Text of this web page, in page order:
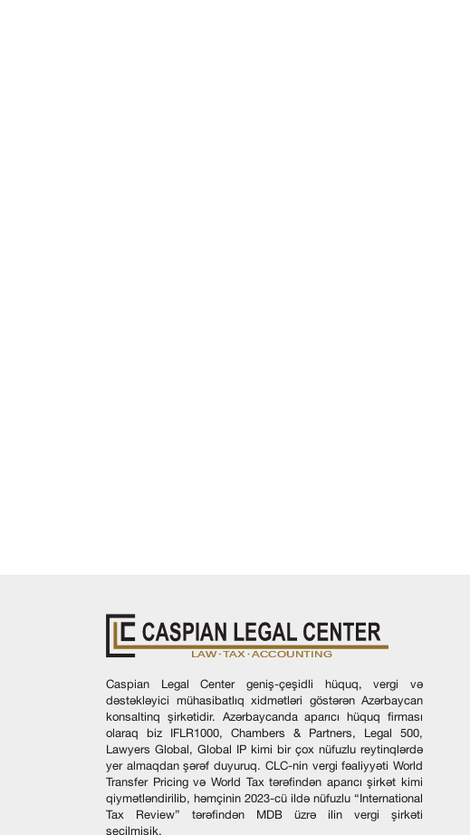
Caspian Legal Center geniş-çeşidli hüquq, vergi və
dəstəkləyici mühasibatlıq xidmətləri göstərən Azərbaycan
konsaltinq şirkətidir. Azərbaycanda aparıcı hüquq firması
olaraq biz IFLR1000, Chambers & Partners, Legal 500,
Lawyers Global, Global IP kimi bir çox nüfuzlu reytinqlərdə
yer almaqdan şərəf duyuruq. CLC-nin vergi fəaliyyəti World
Transfer Pricing və World Tax tərəfindən aparıcı şirkət kimi
qiymətləndirilib, həmçinin 2023-cü ildə nüfuzlu “International
Tax Review” tərəfindən MDB üzrə ilin vergi şirkəti
seçilmişik.